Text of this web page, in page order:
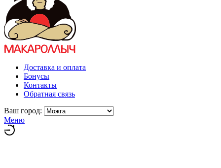
Доставка и оплата
Бонусы
Контакты
Обратная связь
Ваш город:
Меню